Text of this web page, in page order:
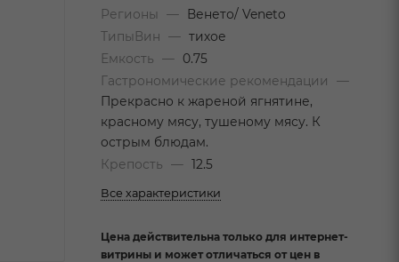
Регионы
—
Венето/ Veneto
ТипыВин
— тихое
Емкость
—
0.75
Гастрономические рекомендации
—
Прекрасно к жареной ягнятине,
красному мясу, тушеному мясу. К
острым блюдам.
Крепость
— 12.5
Все характеристики
Цена действительна только для интернет-
витрины и может отличаться от цен в